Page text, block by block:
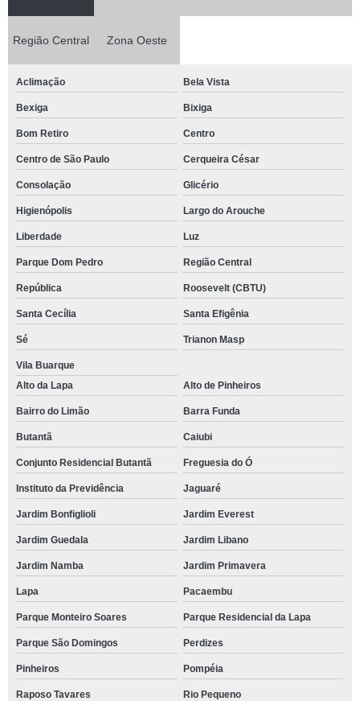
Região Central Zona Oeste
Aclimação Bela Vista
Bexiga Bixiga
Bom Retiro Centro
Centro de São Paulo Cerqueira César
Consolação Glicério
Higienópolis Largo do Arouche
Liberdade Luz
Parque Dom Pedro Região Central
República Roosevelt (CBTU)
Santa Cecília Santa Efigênia
Sé Trianon Masp
Vila Buarque
Alto da Lapa
Alto de Pinheiros
Bairro do Limão Barra Funda
Butantã Caiubi
Conjunto Residencial Butantã Freguesia do Ó
Instituto da Previdência Jaguaré
Jardim Bonfiglioli Jardim Everest
Jardim Guedala Jardim Libano
Jardim Namba Jardim Primavera
Lapa Pacaembu
Parque Monteiro Soares Parque Residencial da Lapa
Parque São Domingos Perdizes
Pinheiros Pompéia
Raposo Tavares Rio Pequeno